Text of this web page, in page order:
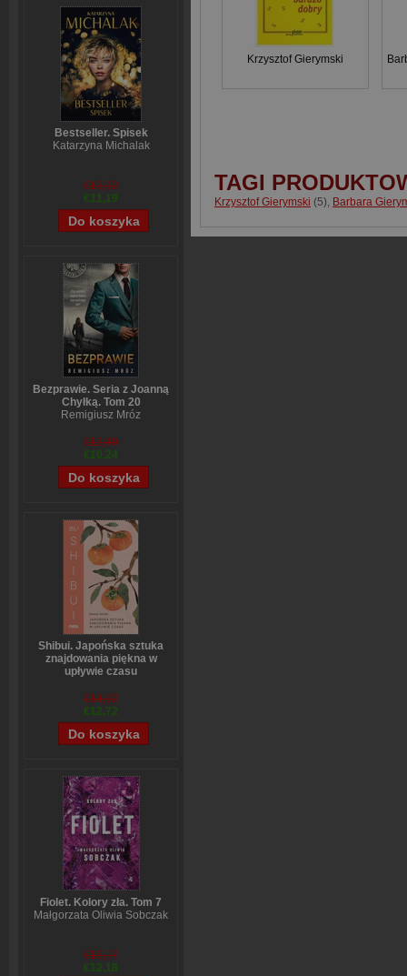
Bestseller. Spisek
Katarzyna Michalak
€13,92
€11,19
Bezprawie. Seria z Joanną
Chyłką. Tom 20
Remigiusz Mróz
€13,40
€10,24
Shibui. Japońska sztuka
znajdowania piękna w
upływie czasu
€14,92
€12,72
Fiolet. Kolory zła. Tom 7
Małgorzata Oliwia Sobczak
€15,17
€12,18
Krzysztof Gierymski
TAGI
Krzysztof Gierymski (5) Barbara